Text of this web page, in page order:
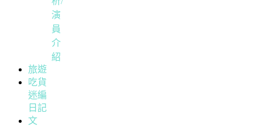
演
員
介
紹
旅遊
吃貨
迷編
日記
文